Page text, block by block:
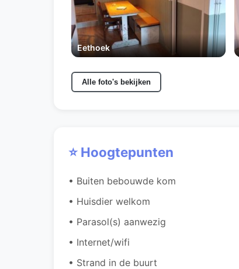
Eethoek
Alle foto's bekijken
⭐ Hoogtepunten
• Buiten bebouwde kom
• Huisdier welkom
• Parasol(s) aanwezig
• Internet/wifi
• Strand in de buurt